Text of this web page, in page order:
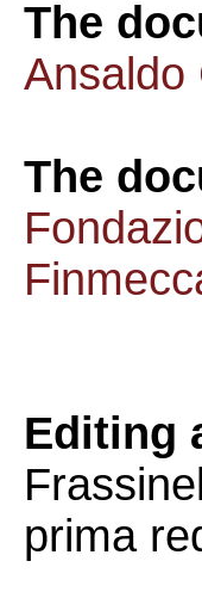
The
Ansaldo
The
Editing
prima